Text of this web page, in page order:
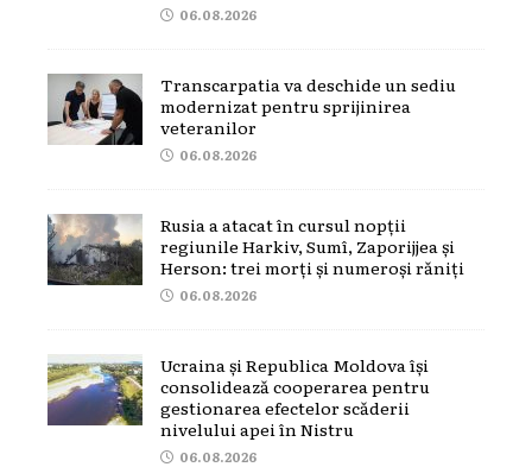
06.08.2026
Transcarpatia va deschide un sediu
modernizat pentru sprijinirea
veteranilor
06.08.2026
Rusia a atacat în cursul nopții
regiunile Harkiv, Sumî, Zaporijjea și
Herson: trei morți și numeroși răniți
06.08.2026
Ucraina și Republica Moldova își
consolidează cooperarea pentru
gestionarea efectelor scăderii
nivelului apei în Nistru
06.08.2026